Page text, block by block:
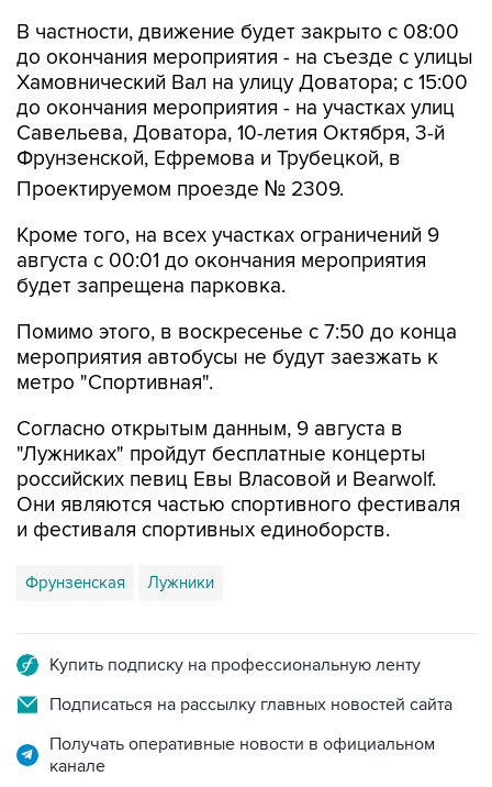
В частности, движение будет закрыто с 08:00
до окончания мероприятия - на съезде с улицы
Хамовнический Вал на улицу Доватора; с 15:00
до окончания мероприятия - на участках улиц
Савельева, Доватора, 10-летия Октября, 3-й
Фрунзенской, Ефремова и Трубецкой, в
Проектируемом проезде № 2309.
Кроме того, на всех участках ограничений 9
августа с 00:01 до окончания мероприятия
будет запрещена парковка.
Помимо этого, в воскресенье с 7:50 до конца
мероприятия автобусы не будут заезжать к
метро "Спортивная".
Согласно открытым данным, 9 августа в
"Лужниках" пройдут бесплатные концерты
российских певиц Евы Власовой и Bearwolf.
Они являются частью спортивного фестиваля
и фестиваля спортивных единоборств.
Фрунзенская Лужники
Купить подписку на профессиональную ленту
Подписаться на рассылку главных новостей сайта
Получать оперативные новости в официальном
канале